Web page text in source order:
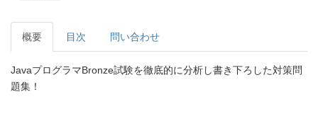
概要 目次 問い合わせ
JavaプログラマBronze試験を徹底的に分析し書き下ろした対策問
題集！